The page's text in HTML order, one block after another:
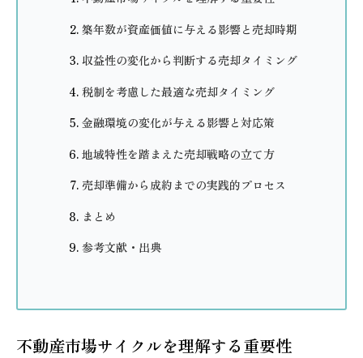
築年数が資産価値に与える影響と売却時期
収益性の変化から判断する売却タイミング
税制を考慮した最適な売却タイミング
金融環境の変化が与える影響と対応策
地域特性を踏まえた売却戦略の立て方
売却準備から成約までの実践的プロセス
まとめ
参考文献・出典
不動産市場サイクルを理解する重要性